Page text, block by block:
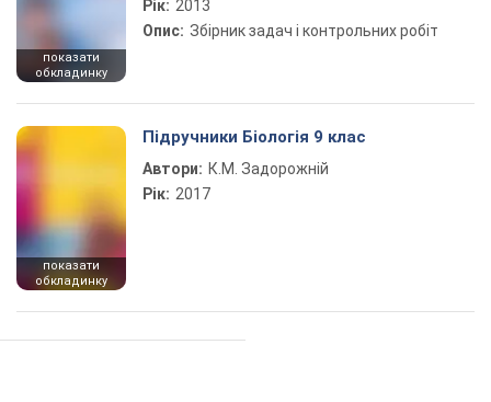
показати
обкладинку
Рік: 2013
Опис: Збірник задач і контрольних робіт
показати
обкладинку
Підручники Біологія 9 клас
Автори: К.М. Задорожній
Рік: 2017